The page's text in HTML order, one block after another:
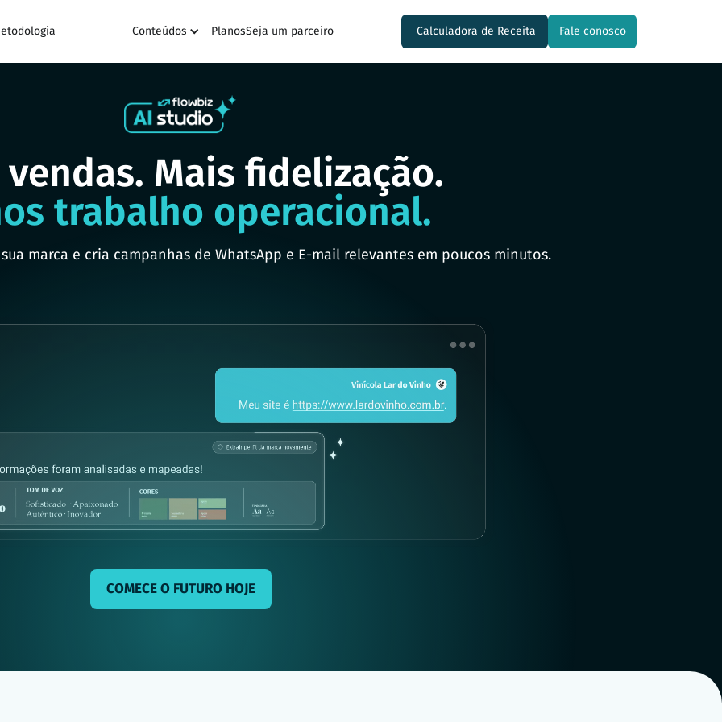
Conteúdos PlanosSeja um parceiro Calculadora de Receita Fale conosco
vendas. Mais fidelização.
trabalho operacional.
marca e cria campanhas de WhatsApp e E-mail relevantes em poucos minutos.
COMECE O FUTURO HOJE